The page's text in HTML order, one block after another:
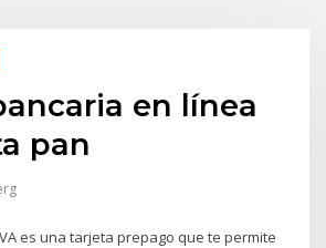
en línea
pan
es una tarjeta prepago que te permite